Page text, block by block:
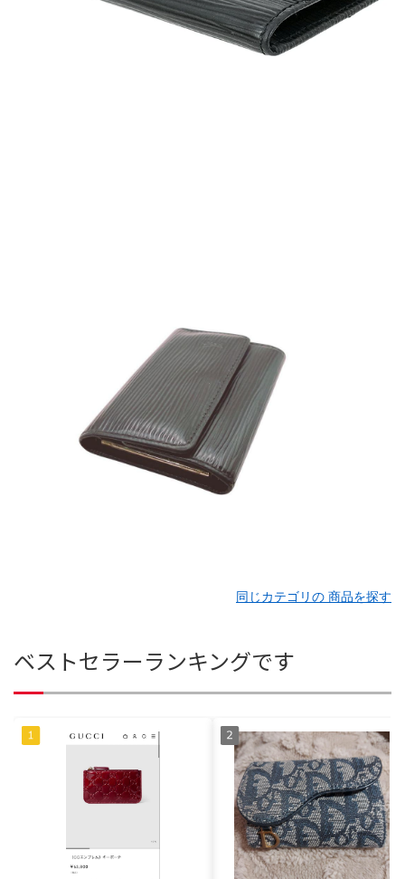
同じカテゴリの 商品を探す
ベストセラーランキングです